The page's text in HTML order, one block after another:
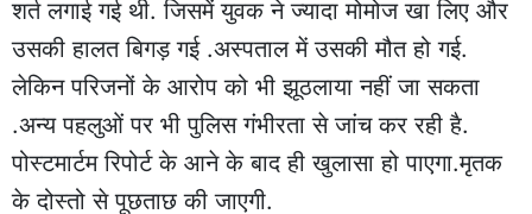
शर्त लगाई गई थी. जिसमें युवक ने ज्यादा मोमोज खा लिए और
उसकी हालत बिगड़ गई .अस्पताल में उसकी मौत हो गई.
लेकिन परिजनों के आरोप को भी झूठलाया नहीं जा सकता
.अन्य पहलुओं पर भी पुलिस गंभीरता से जांच कर रही है.
पोस्टमार्टम रिपोर्ट के आने के बाद ही खुलासा हो पाएगा.मृतक
के दोस्तो से पूछताछ की जाएगी.